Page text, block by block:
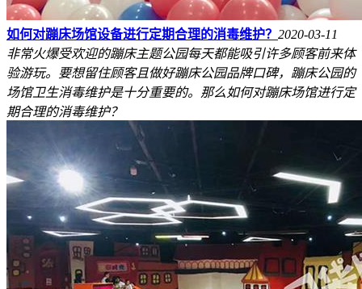
如何对蹦床场馆设备进行定期合理的消毒维护？ 2020-03-11
非常火爆受欢迎的蹦床主题公园每天都能吸引许多顾客前来体
验游玩。要想留住顾客且做好蹦床公园品牌口碑，蹦床公园的
场馆卫生消毒维护是十分重要的。那么如何对蹦床场馆进行定
期合理的消毒维护？